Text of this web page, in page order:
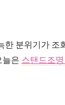
분위기가
늘은 스탠드조